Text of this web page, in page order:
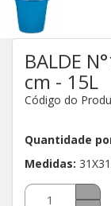
BALDE
cm - 15L
Código do
Quantidade
Medidas: